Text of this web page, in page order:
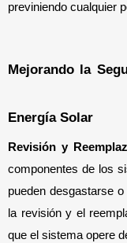
previniendo cualquier
Mejorando la
Energía Solar
Revisión y
componentes de los
pueden desgastarse
la revisión y el
que el sistema opere